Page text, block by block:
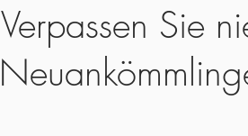
Verpassen Sie